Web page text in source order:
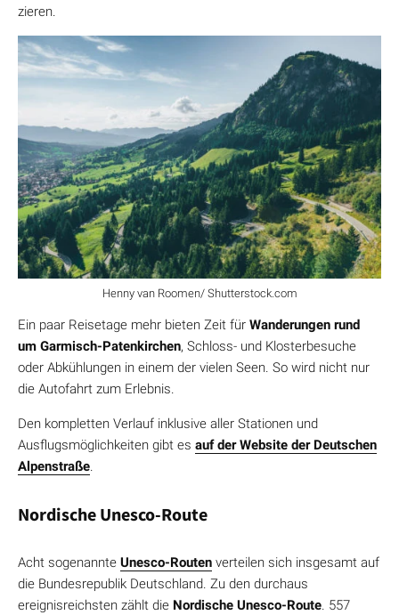
zieren.
Henny van Roomen/ Shutterstock.com
Ein paar Reisetage mehr bieten Zeit für Wanderungen rund
um Garmisch-Patenkirchen, Schloss- und Klosterbesuche
oder Abkühlungen in einem der vielen Seen. So wird nicht nur
die Autofahrt zum Erlebnis.
Den kompletten Verlauf inklusive aller Stationen und
Ausflugsmöglichkeiten gibt es auf der Website der Deutschen
Alpenstraße.
Nordische Unesco-Route
Acht sogenannte Unesco-Routen verteilen sich insgesamt auf
die Bundesrepublik Deutschland. Zu den durchaus
ereignisreichsten zählt die Nordische Unesco-Route. 557